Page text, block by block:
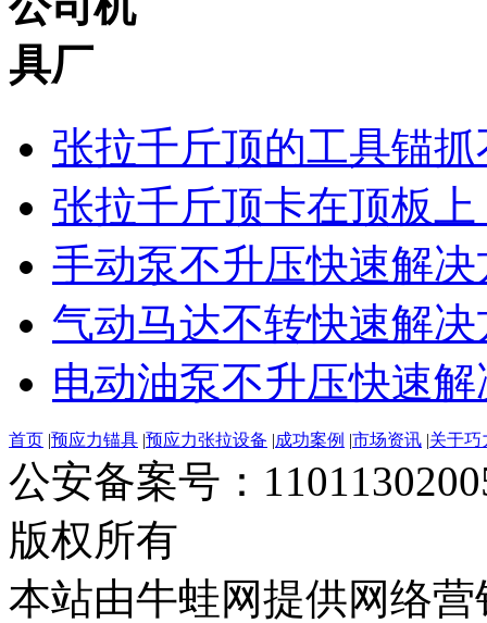
张拉千斤顶的工具锚抓
张拉千斤顶卡在顶板上
手动泵不升压快速解决
气动马达不转快速解决
电动油泵不升压快速
首页 |预应力锚具 |预应力张拉设备 |成功案例 |市场资讯 |关于巧
公安备案号：
版权所有
本站由牛蛙网提供网络